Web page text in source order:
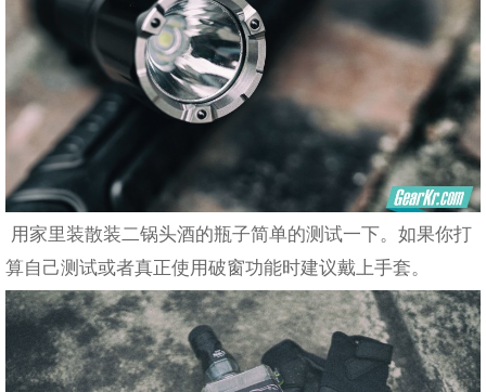
用家里装散装二锅头酒的瓶子简单的测试一下。如果你打
算自己测试或者真正使用破窗功能时建议戴上手套。